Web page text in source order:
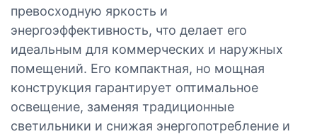
превосходную яркость и
энергоэффективность, что делает его
идеальным для коммерческих и наружных
помещений. Его компактная, но мощная
конструкция гарантирует оптимальное
освещение, заменяя традиционные
светильники и снижая энергопотребление и